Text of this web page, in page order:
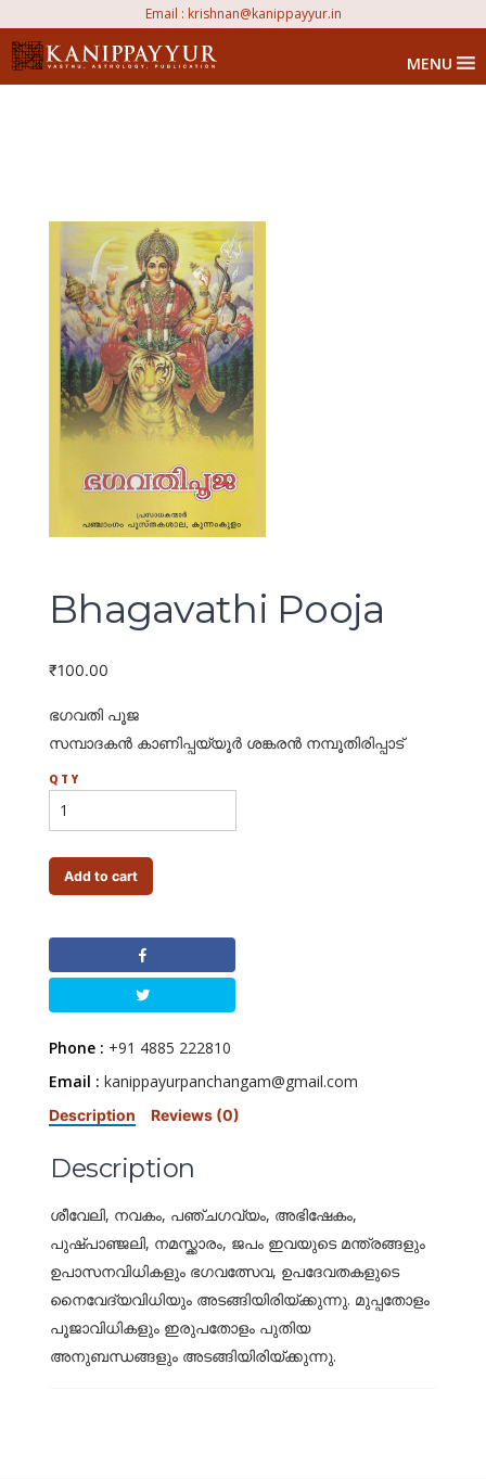
Email : krishnan@kanippayyur.in
MENU
Bhagavathi Pooja
₹100.00
ഭഗവതി പൂജ
സമ്പാദകന്‍ കാണിപ്പയ്യൂര്‍ ശങ്കരന്‍ നമ്പൂതിരിപ്പാട്
QTY
Add to cart
Phone : +91 4885 222810
Email : kanippayurpanchangam@gmail.com
Description Reviews (0)
Description
ശീവേലി, നവകം, പഞ്ചഗവ്യം, അഭിഷേകം,
പുഷ്പാഞ്ജലി, നമസ്ക്കാരം, ജപം ഇവയുടെ മന്ത്രങ്ങളും
ഉപാസനവിധികളും ഭഗവത്സേവ, ഉപദേവതകളുടെ
നൈവേദ്യവിധിയും അടങ്ങിയിരിയ്ക്കുന്നു. മുപ്പതോളം
പൂജാവിധികളും ഇരുപതോളം പുതിയ
അനുബന്ധങ്ങളും അടങ്ങിയിരിയ്ക്കുന്നു.